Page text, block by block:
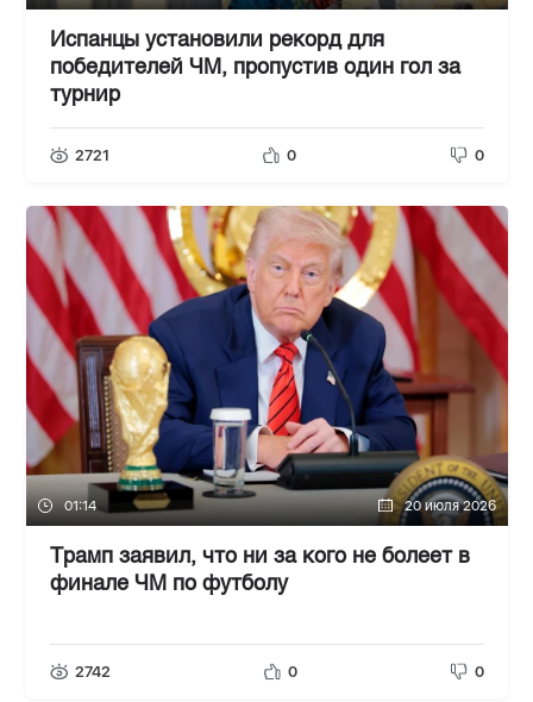
Испанцы установили рекорд для
победителей ЧМ, пропустив один гол за
турнир
2721 0 0
01:14 20 июля 2026
Трамп заявил, что ни за кого не болеет в
финале ЧМ по футболу
2742 0 0